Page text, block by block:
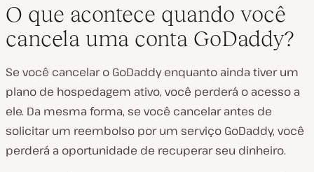
O que acontece quando você
cancela uma conta GoDaddy?
Se você cancelar o GoDaddy enquanto ainda tiver um
plano de hospedagem ativo, você perderá o acesso a
ele. Da mesma forma, se você cancelar antes de
solicitar um reembolso por um serviço GoDaddy, você
perderá a oportunidade de recuperar seu dinheiro.